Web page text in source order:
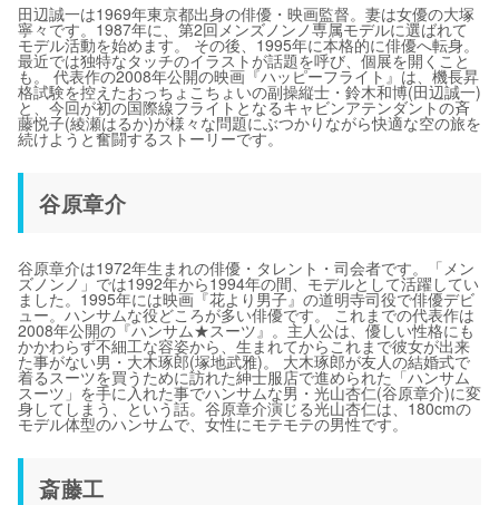
田辺誠一は1969年東京都出身の俳優・映画監督。妻は女優の大塚
寧々です。1987年に、第2回メンズノンノ専属モデルに選ばれて
モデル活動を始めます。 その後、1995年に本格的に俳優へ転身。
最近では独特なタッチのイラストが話題を呼び、個展を開くこと
も。 代表作の2008年公開の映画『ハッピーフライト』は、機長昇
格試験を控えたおっちょこちょいの副操縦士・鈴木和博(田辺誠一)
と、今回が初の国際線フライトとなるキャビンアテンダントの斉
藤悦子(綾瀬はるか)が様々な問題にぶつかりながら快適な空の旅を
続けようと奮闘するストーリーです。
谷原章介
谷原章介は1972年生まれの俳優・タレント・司会者です。「メン
ズノンノ」では1992年から1994年の間、モデルとして活躍してい
ました。1995年には映画『花より男子』の道明寺司役で俳優デビ
ュー。ハンサムな役どころが多い俳優です。 これまでの代表作は
2008年公開の『ハンサム★スーツ』。主人公は、優しい性格にも
かかわらず不細工な容姿から、生まれてからこれまで彼女が出来
た事がない男・大木琢郎(塚地武雅)。 大木琢郎が友人の結婚式で
着るスーツを買うために訪れた紳士服店で進められた「ハンサム
スーツ」を手に入れた事でハンサムな男・光山杏仁(谷原章介)に変
身してしまう、という話。谷原章介演じる光山杏仁は、180cmの
モデル体型のハンサムで、女性にモテモテの男性です。
斎藤工